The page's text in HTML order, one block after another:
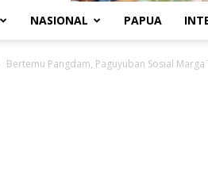
NASIONAL PAPUA
Bertemu Pangdam, Paguyuban Sosial